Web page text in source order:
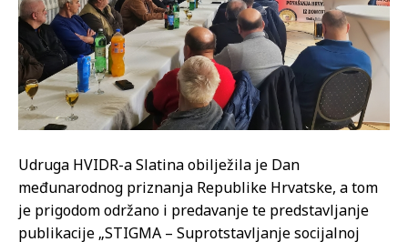
Udruga HVIDR-a Slatina obilježila je Dan
međunarodnog priznanja Republike Hrvatske, a tom
je prigodom održano i predavanje te predstavljanje
publikacije „STIGMA – Suprotstavljanje socijalnoj